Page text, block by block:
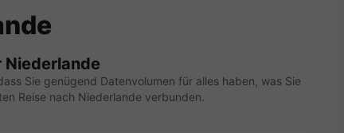
Niederlande
Sie genügend Datenvolumen für alles haben, was Sie
Reise nach Niederlande verbunden.